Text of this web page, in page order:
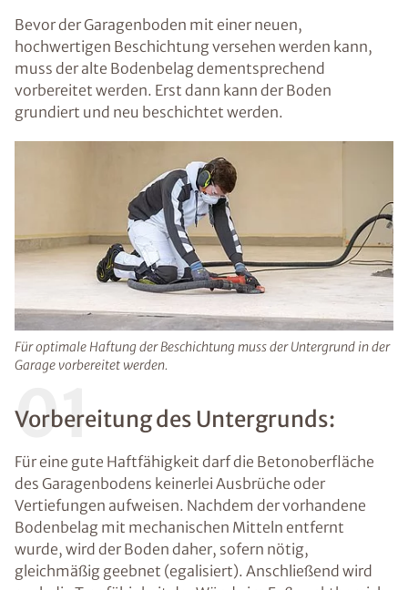
Bevor der Garagenboden mit einer neuen,
hochwertigen Beschichtung versehen werden kann,
muss der alte Bodenbelag dementsprechend
vorbereitet werden. Erst dann kann der Boden
grundiert und neu beschichtet werden.
Für optimale Haftung der Beschichtung muss der Untergrund in der
Garage vorbereitet werden.
01
Vorbereitung des Untergrunds:
Für eine gute Haftfähigkeit darf die Betonoberfläche
des Garagenbodens keinerlei Ausbrüche oder
Vertiefungen aufweisen. Nachdem der vorhandene
Bodenbelag mit mechanischen Mitteln entfernt
wurde, wird der Boden daher, sofern nötig,
gleichmäßig geebnet (egalisiert). Anschließend wird